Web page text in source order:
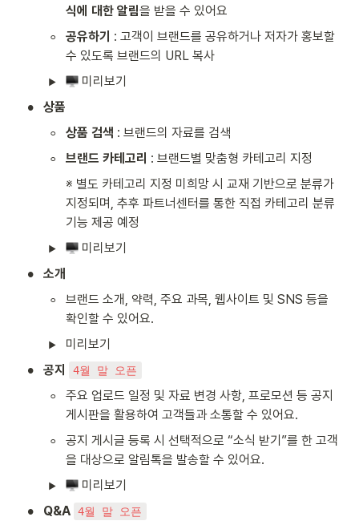
식에 대한 알림을 받을 수 있어요
◦ 공유하기 : 고객이 브랜드를 공유하거나 저자가 홍보할
수 있도록 브랜드의 URL 복사
미리보기
• 상품
◦ 상품 검색 : 브랜드의 자료를 검색
◦ 브랜드 카테고리 : 브랜드별 맞춤형 카테고리 지정
※ 별도 카테고리 지정 미희망 시 교재 기반으로 분류가
지정되며, 추후 파트너센터를 통한 직접 카테고리 분류
기능 제공 예정
미리보기
• 소개
◦
브랜드 소개, 약력, 주요 과목, 웹사이트 및 SNS 등을
확인할 수 있어요.
미리보기
• 공지 4월 말 오픈
◦
주요 업로드 일정 및 자료 변경 사항, 프로모션 등 공지
게시판을 활용하여 고객들과 소통할 수 있어요.
◦
공지 게시글 등록 시 선택적으로 “소식 받기”를 한 고객
을 대상으로 알림톡을 발송할 수 있어요.
미리보기
• Q&A 4월 말 오픈